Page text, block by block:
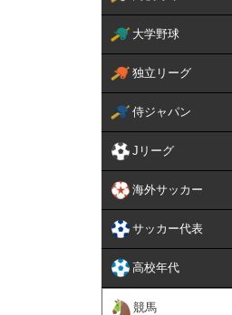
大学野球
独立リーグ
侍ジャパン
Jリーグ
海外サッカー
サッカー代表
高校年代
競馬